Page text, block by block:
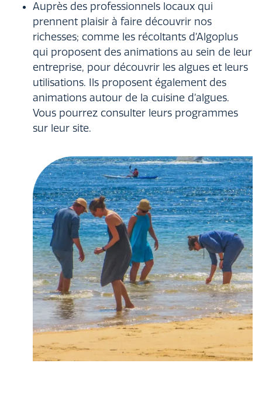
Auprès des professionnels locaux qui
prennent plaisir à faire découvrir nos
richesses; comme les récoltants d’Algoplus
qui proposent des animations au sein de leur
entreprise, pour découvrir les algues et leurs
utilisations. Ils proposent également des
animations autour de la cuisine d’algues.
Vous pourrez consulter leurs programmes
sur leur site.